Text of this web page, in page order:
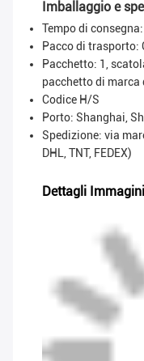
Imballaggio e
Tempo di
Pacco di trasporto:
Pacchetto: 1,
pacchetto di marca
Codice H/S
Porto: Shanghai,
Spedizione: via
DHL, TNT, FEDEX)
Dettagli Immagini